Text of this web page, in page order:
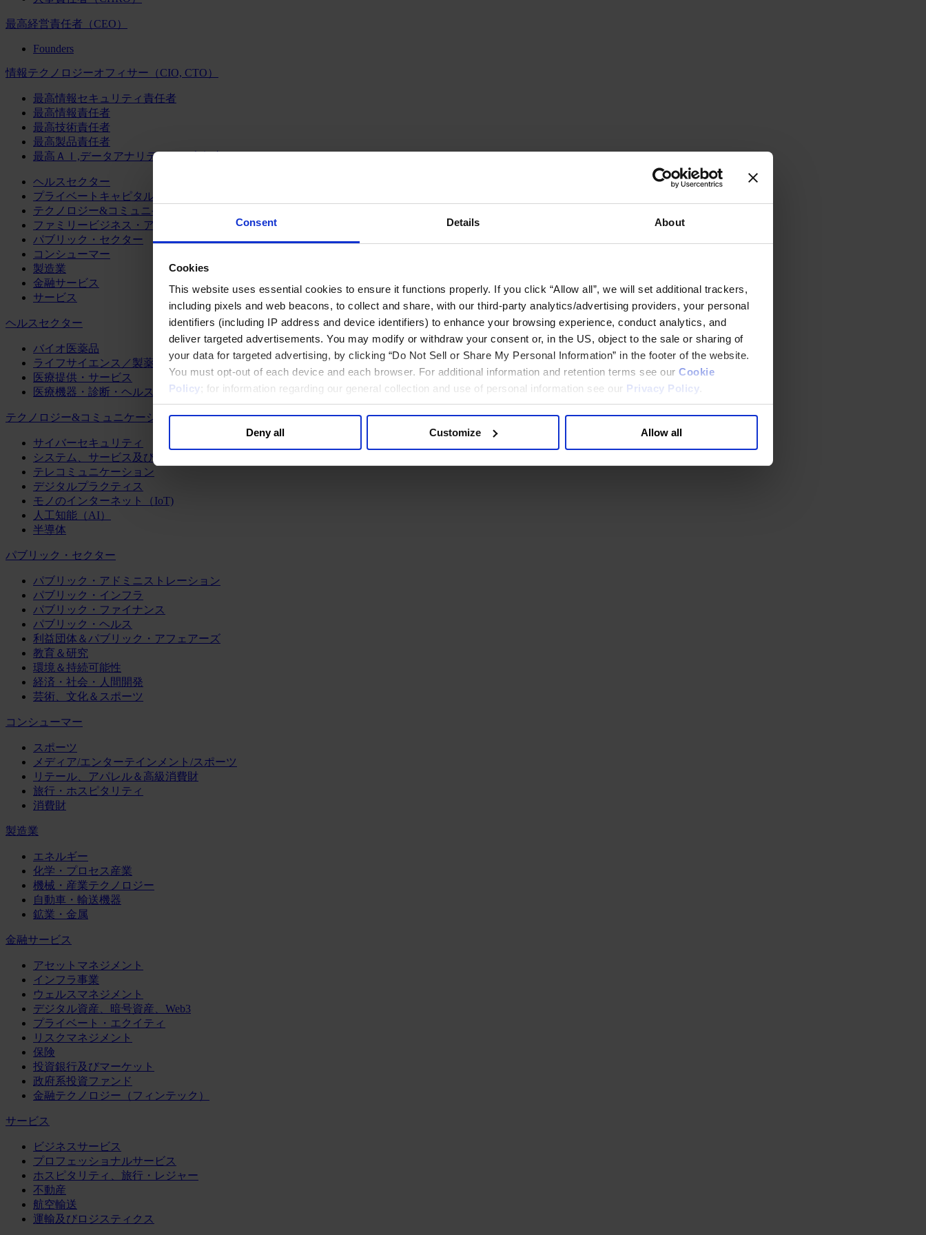
Consent Details About
Cookies
This website uses essential cookies to ensure it functions properly. If you click “Allow all”, we will set additional trackers,
including pixels and web beacons, to collect and share, with our third-party analytics/advertising providers, your personal
identifiers (including IP address and device identifiers) to enhance your browsing experience, conduct analytics, and
deliver targeted advertisements. You may modify or withdraw your consent or, in the US, object to the sale or sharing of
your data for targeted advertising, by clicking “Do Not Sell or Share My Personal Information” in the footer of the website.
You must opt-out of each device and each browser. For additional information and retention terms see our Cookie
Policy; for information regarding our general collection and use of personal information see our Privacy Policy
Deny all Customize Allow all
最高経営責任者（CEO）
Founders
情報テクノロジーオフィサー（CIO, CTO）
最高情報セキュリティ責任者
最高情報責任者
最高技術責任者
最高製品責任者
最高ＡＩ,データアナリティクス責任者
ヘルスセクター
プライベートキャピタル
テクノロジー&コミュニケーション
ファミリービジネス・アドバイザリー
パブリック・セクター
コンシューマー
製造業
金融サービス
サービス
ヘルスセクター
バイオ医薬品
ライフサイエンス／製薬
医療提供・サービス
医療機器・診断・ヘルスケアテクノロジー
テクノロジー&コミュニケーション
サイバーセキュリティ
システム、サービス及びソフトウェア
テレコミュニケーション
デジタルプラクティス
モノのインターネット（IoT)
人工知能（AI）
半導体
パブリック・セクター
パブリック・アドミニストレーション
パブリック・インフラ
パブリック・ファイナンス
パブリック・ヘルス
利益団体＆パブリック・アフェアーズ
教育＆研究
環境＆持続可能性
経済・社会・人間開発
芸術、文化＆スポーツ
コンシューマー
スポーツ
メディア/エンターテインメント/スポーツ
リテール、アパレル＆高級消費財
旅行・ホスピタリティ
消費財
製造業
エネルギー
化学・プロセス産業
機械・産業テクノロジー
自動車・輸送機器
鉱業・金属
金融サービス
アセットマネジメント
インフラ事業
ウェルスマネジメント
デジタル資産、暗号資産、Web3
プライベート・エクイティ
リスクマネジメント
保険
投資銀行及びマーケット
政府系投資ファンド
金融テクノロジー（フィンテック）
サービス
ビジネスサービス
プロフェッショナルサービス
ホスピタリティ、旅行・レジャー
不動産
航空輸送
運輸及びロジスティクス